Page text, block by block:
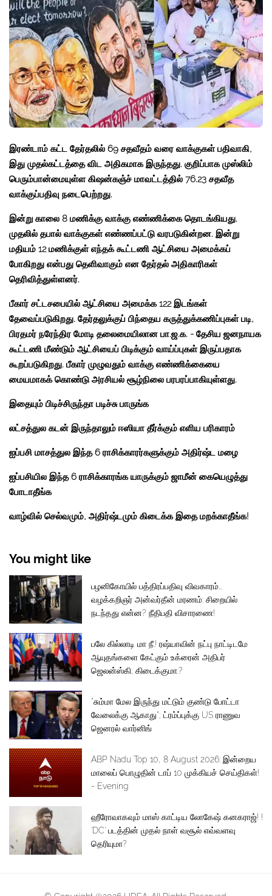
இரண்டாம் கட்ட தேர்தலில் 69 சதவீதம் வரை வாக்குகள் பதிவாகி,
இது முதல்கட்டத்தை விட அதிகமாக இருந்தது. குறிப்பாக முஸ்லிம்
பெரும்பான்மையுள்ள கிஷன்கஞ்ச் மாவட்டத்தில் 76.23 சதவீத
வாக்குப்பதிவு நடைபெற்றது.
இன்று காலை 8 மணிக்கு வாக்கு எண்ணிக்கை தொடங்கியது.
முதலில் தபால் வாக்குகள் எண்ணப்பட்டு வரபடுகின்றன. இன்று
மதியம் 12 மணிக்குள் எந்தக் கூட்டணி ஆட்சியை அமைக்கப்
போகிறது என்பது தெளிவாகும் என தேர்தல் அதிகாரிகள்
தெரிவித்துள்ளனர்.
பீகார் சட்டசபையில் ஆட்சியை அமைக்க 122 இடங்கள்
தேவைப்படுகிறது. தேர்தலுக்குப் பிந்தைய கருத்துக்கணிப்புகள் படி,
பிரதமர் நரேந்திர மோடி தலைமையிலான பா.ஜ.க. - தேசிய ஜனநாயக
கூட்டணி மீண்டும் ஆட்சியைப் பிடிக்கும் வாய்ப்புகள் இருப்பதாக
கூறப்படுகிறது. பீகார் முழுவதும் வாக்கு எண்ணிக்கையை
மையமாகக் கொண்டு அரசியல் சூழ்நிலை பரபரப்பாகியுள்ளது.
இதையும் பிடிச்சிருந்தா படிச்சு பாருங்க
லட்சத்துல கடன் இருந்தாலும் ஈஸியா தீர்க்கும் எளிய பரிகாரம்
ஐப்பசி மாசத்துல இந்த 6 ராசிக்காரர்களுக்கும் அதிர்ஷ்ட மழை
ஐப்பசியில இந்த 6 ராசிக்காரங்க யாருக்கும் ஜாமீன் கையெழுத்து
போடாதீங்க
வாழ்வில் செல்வமும், அதிர்ஷ்டமும் கிடைக்க இதை மறக்காதீங்க!
You might like
பழனிகோயில் பத்திரப்பதிவு விவகாரம்...
வழக்கறிஞர் அன்வர்தீன் மரணம்: சிறையில்
நடந்தது என்ன? நீதிபதி விசாரணை!
பலே கில்லாடி மா நீ.! ரஷ்யாவின் நட்பு நாட்டிடமே
ஆயுதங்களை கேட்கும் உக்ரைன் அதிபர்
ஜெலன்ஸ்கி; கிடைக்குமா.?
“சும்மா மேல இருந்து மட்டும் குண்டு போட்டா
வேலைக்கு ஆகாது“; ட்ரம்ப்புக்கு US ராணுவ
ஜெனரல் வார்னிங்
ABP Nadu Top 10, 8 August 2026: இன்றைய
மாலைப் பொழுதின் டாப் 10 முக்கியச் செய்திகள்!
- Evening
ஹீரோவாகவும் மாஸ் காட்டிய லோகேஷ் கனகராஜ்! !
'DC' படத்தின் முதல் நாள் வசூல் எவ்வளவு
தெரியுமா?